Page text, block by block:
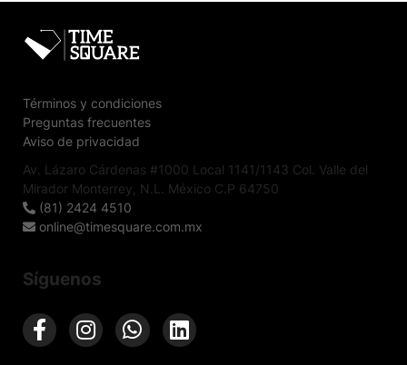
Términos y condiciones
Preguntas frecuentes
Aviso de privacidad
Av. Lázaro Cárdenas #1000 Local 1141/1143 Col. Valle del
Mirador Monterrey, N.L. México C.P 64750
(81) 2424 4510
online@timesquare.com.mx
Síguenos